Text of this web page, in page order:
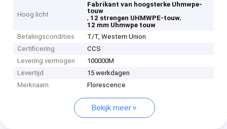
Hoog licht
Fabrikant van hoogsterke Uhmwpe-
touw
, 12 strengen UHMWPE-touw,
12 mm Uhmwpe touw
Betalingscondities
T/T, Western Union
Certificering
CCS
Levering vermogen
100000M
Levertijd
15 werkdagen
Merknaam
Florescence
Bekijk meer